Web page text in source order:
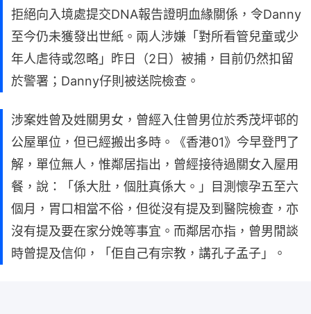
拒絕向入境處提交DNA報告證明血緣關係，令Danny
至今仍未獲發出世紙。兩人涉嫌「對所看管兒童或少
年人虐待或忽略」昨日（2日）被捕，目前仍然扣留
於警署；Danny仔則被送院檢查。
涉案姓曾及姓關男女，曾經入住曾男位於秀茂坪邨的
公屋單位，但已經搬出多時。《香港01》今早登門了
解，單位無人，惟鄰居指出，曾經接待過關女入屋用
餐，說：「係大肚，個肚真係大。」目測懷孕五至六
個月，胃口相當不俗，但從沒有提及到醫院檢查，亦
沒有提及要在家分娩等事宜。而鄰居亦指，曾男閒談
時曾提及信仰，「佢自己有宗教，講孔子孟子」。